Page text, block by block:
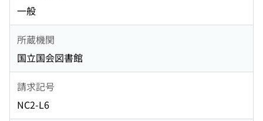
一般
所蔵機関
国立国会図書館
請求記号
NC2-L6